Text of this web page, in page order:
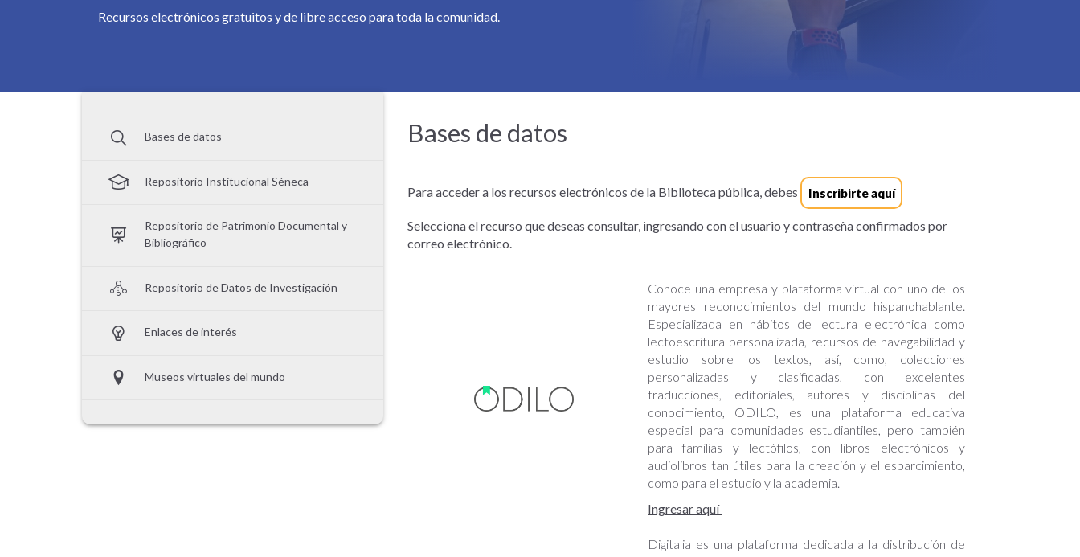
Recursos electrónicos gratuitos y de libre acceso para toda la comunidad.
Bases de datos
Repositorio Institucional Séneca
Repositorio de Patrimonio Documental y
Bibliográfico
Repositorio de Datos de Investigación
Enlaces de interés
Museos virtuales del mundo
Bases de datos
Para acceder a los recursos electrónicos de la Biblioteca pública, debes Inscribirte aquí
Selecciona el recurso que deseas consultar, ingresando con el usuario y contraseña confirmados por
correo electrónico.
Conoce una empresa y plataforma virtual con uno de los
mayores reconocimientos del mundo hispanohablante.
Especializada en hábitos de lectura electrónica como
lectoescritura personalizada, recursos de navegabilidad y
estudio sobre los textos, así, como, colecciones
personalizadas y clasificadas, con excelentes
traducciones, editoriales, autores y disciplinas del
conocimiento, ODILO, es una plataforma educativa
especial para comunidades estudiantiles, pero también
para familias y lectófilos, con libros electrónicos y
audiolibros tan útiles para la creación y el esparcimiento,
como para el estudio y la academia.
Ingresar aquí
Digitalia es una plataforma dedicada a la distribución de